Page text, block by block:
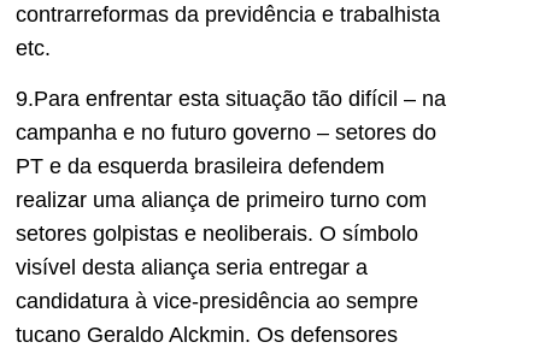
contrarreformas da previdência e trabalhista
etc.
9.Para enfrentar esta situação tão difícil – na
campanha e no futuro governo – setores do
PT e da esquerda brasileira defendem
realizar uma aliança de primeiro turno com
setores golpistas e neoliberais. O símbolo
visível desta aliança seria entregar a
candidatura à vice-presidência ao sempre
tucano Geraldo Alckmin. Os defensores